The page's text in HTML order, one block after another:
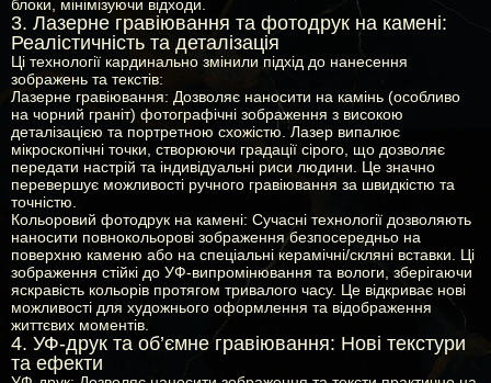
блоки, мінімізуючи відходи.
3. Лазерне гравіювання та фотодрук на камені:
Реалістичність та деталізація
Ці технології кардинально змінили підхід до нанесення
зображень та текстів:
Лазерне гравіювання: Дозволяє наносити на камінь (особливо
на чорний граніт) фотографічні зображення з високою
деталізацією та портретною схожістю. Лазер випалює
мікроскопічні точки, створюючи градації сірого, що дозволяє
передати настрій та індивідуальні риси людини. Це значно
перевершує можливості ручного гравіювання за швидкістю та
точністю.
Кольоровий фотодрук на камені: Сучасні технології дозволяють
наносити повнокольорові зображення безпосередньо на
поверхню каменю або на спеціальні керамічні/скляні вставки. Ці
зображення стійкі до УФ-випромінювання та вологи, зберігаючи
яскравість кольорів протягом тривалого часу. Це відкриває нові
можливості для художнього оформлення та відображення
життєвих моментів.
4. УФ-друк та об’ємне гравіювання: Нові текстури
та ефекти